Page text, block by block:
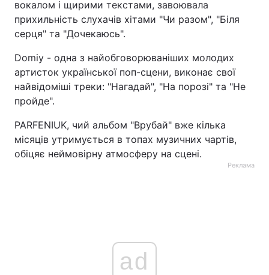
Тема оформлення
вокалом і щирими текстами, завоювала
прихильність слухачів хітами "Чи разом", "Біля
серця" та "Дочекаюсь".
Domiy - одна з найобговорюваніших молодих
артисток української поп-сцени, виконає свої
найвідоміші треки: "Нагадай", "На порозі" та "Не
пройде".
PARFENIUK, чий альбом "Врубай" вже кілька
місяців утримується в топах музичних чартів,
обіцяє неймовірну атмосферу на сцені.
Реклама
ad